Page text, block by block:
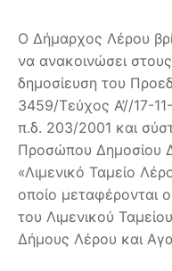
Ο Δήμαρχος Λέρου
να ανακοινώσει
δημοσίευση του
3459/Τεύχος Α’//17-
π.δ. 203/2001 και
Προσώπου Δημοσίου
«Λιμενικό Ταμείο
οποίο μεταφέρονται
του Λιμενικού
Δήμους Λέρου και